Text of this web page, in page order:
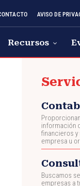
AVISO DE
Recursos
información
financieros y
empresa u
Buscamos
empresas a